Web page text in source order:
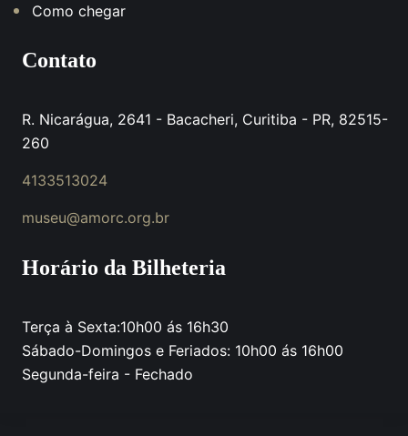
Como chegar
Contato
R. Nicarágua, 2641 - Bacacheri, Curitiba - PR, 82515-
260
4133513024
museu@amorc.org.br
Horário da Bilheteria
Terça à Sexta:10h00 ás 16h30
Sábado-Domingos e Feriados: 10h00 ás 16h00
Segunda-feira - Fechado